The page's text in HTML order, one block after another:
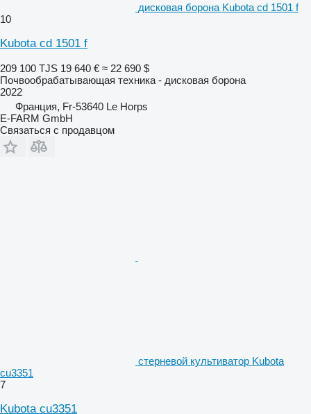
дисковая борона Kubota cd 1501 f
10
Kubota cd 1501 f
209 100 TJS 19 640 € ≈ 22 690 $
Почвообрабатывающая техника - дисковая борона
2022
Франция, Fr-53640 Le Horps
E-FARM GmbH
Связаться с продавцом
стерневой культиватор Kubota
cu3351
7
Kubota cu3351